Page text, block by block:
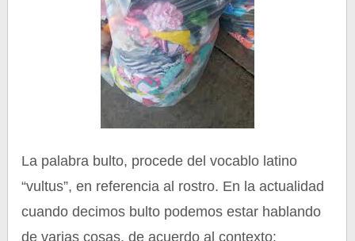
La palabra bulto, procede del vocablo latino
“vultus”, en referencia al rostro. En la actualidad
cuando decimos bulto podemos estar hablando
de varias cosas, de acuerdo al contexto: